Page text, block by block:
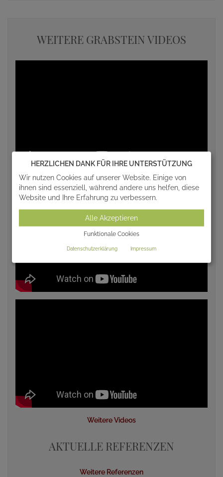
WEITERE GRABSTEIN VIDEOS
Weitere Videos
AKTUELLE REFERENZEN
Weitere Referenzen
HERZLICHEN DANK FÜR IHRE UNTERSTÜTZUNG
Wir nutzen Cookies auf unserer Website. Einige von
ihnen sind essenziell, während andere uns helfen, diese
Website und Ihre Erfahrung zu verbessern.
Alle Akzeptieren
Funktionale Cookies
Datenschutzerklärung Impressum